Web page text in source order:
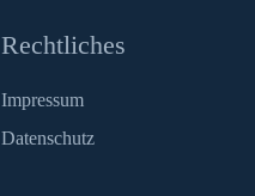
Rechtliches
Impressum
Datenschutz